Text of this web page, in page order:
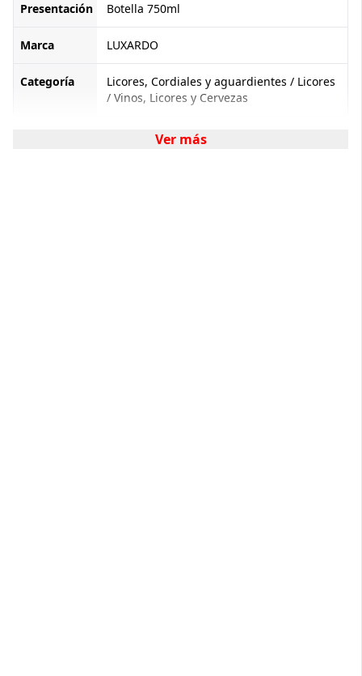
Presentación Botella 750ml
Marca LUXARDO
Categoría
Licores, Cordiales y aguardientes / Licores
/ Vinos, Licores y Cervezas
Ver más